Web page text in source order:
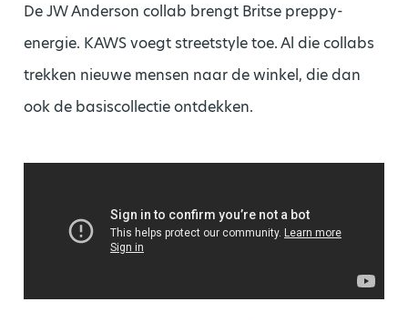
De JW Anderson collab brengt Britse preppy-
energie. KAWS voegt streetstyle toe. Al die collabs
trekken nieuwe mensen naar de winkel, die dan
ook de basiscollectie ontdekken.